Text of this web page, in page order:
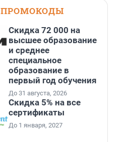
ПРОМОКОДЫ
Скидка 72 000 на
высшее образование
и среднее
специальное
образование в
первый год обучения
До 31 августа, 2026
Скидка 5% на все
сертификаты
До 1 января, 2027